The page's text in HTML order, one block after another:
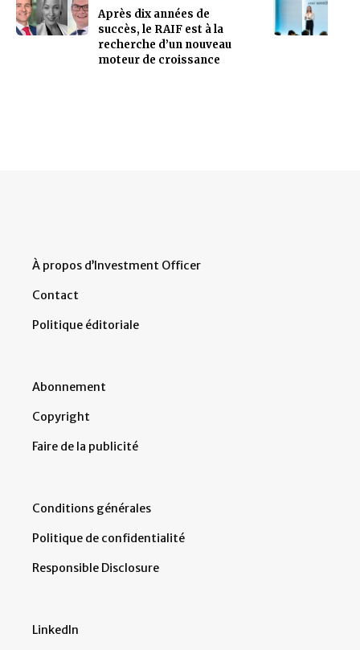
Après dix années de
succès, le RAIF est à la
recherche d’un nouveau
moteur de croissance
À propos d’Investment Officer
Contact
Politique éditoriale
Abonnement
Copyright
Faire de la publicité
Conditions générales
Politique de confidentialité
Responsible Disclosure
LinkedIn